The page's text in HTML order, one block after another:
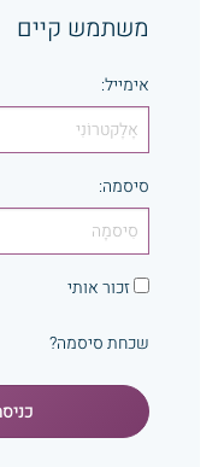
משתמש קיים
אימייל:
סיסמה:
זכור אותי
שכחת סיסמה?